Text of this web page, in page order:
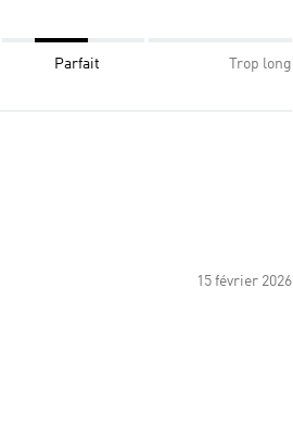
Parfait Trop long
15 février 2026